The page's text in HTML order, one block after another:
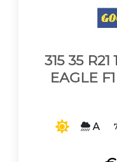
315 35 R21
EAGLE
A